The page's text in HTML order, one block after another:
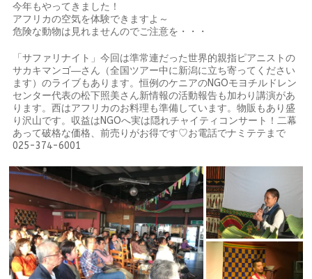
今年もやってきました！
アフリカの空気を体験できますよ～
危険な動物は見れませんのでご注意を・・・
「サファリナイト」今回は準常連だった世界的親指ピアニストの
サカキマンゴ―さん（全国ツアー中に新潟に立ち寄ってください
ます）のライブもあります。恒例のケニアのNGOモヨチルドレン
センター代表の松下照美さん新情報の活動報告も加わり講演があ
ります。西はアフリカのお料理も準備しています。物販もあり盛
り沢山です。収益はNGOへ実は隠れチャイティコンサート！二幕
あって破格な価格、前売りがお得です♡お電話でナミテテまで
025-374-6001